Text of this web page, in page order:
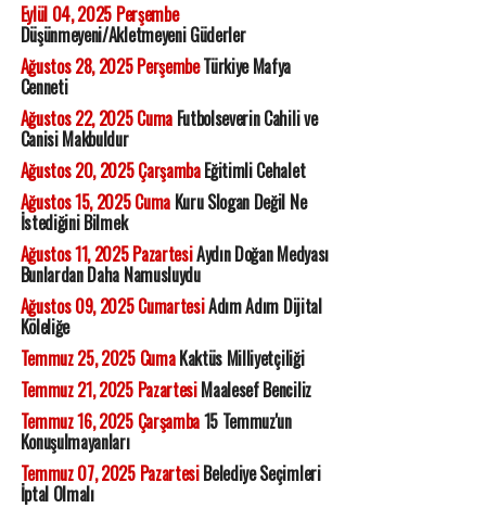
Eylül 04, 2025 Perşembe
Düşünmeyeni/Akletmeyeni Güderler
Ağustos 28, 2025 PerşembeTürkiye Mafya
Cenneti
Ağustos 22, 2025 CumaFutbolseverin Cahili ve
Canisi Makbuldur
Ağustos 20, 2025 ÇarşambaEğitimli Cehalet
Ağustos 15, 2025 CumaKuru Slogan Değil Ne
İstediğini Bilmek
Ağustos 11, 2025 PazartesiAydın Doğan Medyası
Bunlardan Daha Namusluydu
Ağustos 09, 2025 CumartesiAdım Adım Dijital
Köleliğe
Temmuz 25, 2025 CumaKaktüs Milliyetçiliği
Temmuz 21, 2025 PazartesiMaalesef Benciliz
Temmuz 16, 2025 Çarşamba15 Temmuz'un
Konuşulmayanları
Temmuz 07, 2025 PazartesiBelediye Seçimleri
İptal Olmalı